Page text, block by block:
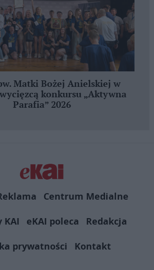
Matki Bożej Anielskiej w
konkursu „Aktywna
Parafia” 2026
Centrum Medialne
KAI
eKAI poleca
Redakcja
prywatności
Kontakt